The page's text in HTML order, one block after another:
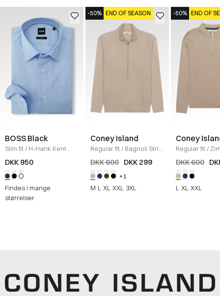
BOSS Black
Slim fit/ H-Hank Kent
Skjorte/ LYS BLÅ
DKK 950
Findes i mange
størrelser
-50% END OF SEASON
Coney Island
Regular fit/ Bagnoli Strik
/SAND
DKK 600 DKK 299
+1
M L XL XXL 3XL
-50% END OF
Coney
Regular fit/
Half-zip Strik /
DKK 600
L XL XXL